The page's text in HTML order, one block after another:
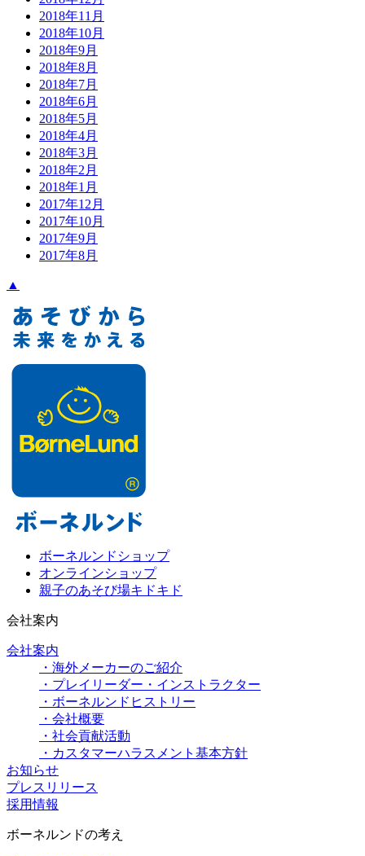
2018年11月
2018年10月
2018年9月
2018年8月
2018年7月
2018年6月
2018年5月
2018年4月
2018年3月
2018年2月
2018年1月
2017年12月
2017年10月
2017年9月
2017年8月
▲
ボーネルンドショップ
オンラインショップ
親子のあそび場キドキド
会社案内
会社案内
・海外メーカーのご紹介
・プレイリーダー・インストラクター
・ボーネルンドヒストリー
・会社概要
・社会貢献活動
・カスタマーハラスメント基本方針
お知らせ
プレスリリース
採用情報
ボーネルンドの考え